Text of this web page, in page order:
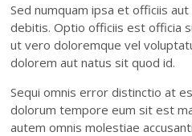
Sed numquam ipsa et officiis
debitis. Optio officiis est officia
ut vero doloremque vel
dolorem aut natus sit quod id.
Sequi omnis error distinctio at
dolorum tempore eum sit est
autem omnis molestiae